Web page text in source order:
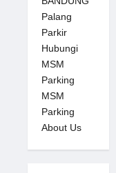
Palang
Parkir
Hubungi
MSM
Parking
MSM
Parking
About Us